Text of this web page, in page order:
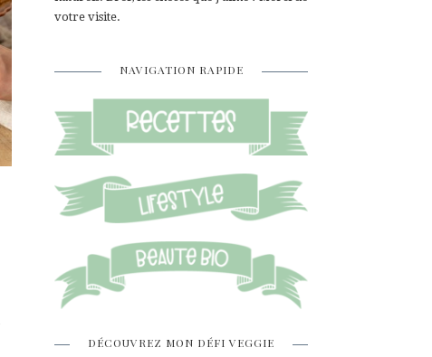
votre visite.
NAVIGATION RAPIDE
DÉCOUVREZ MON DÉFI VEGGIE